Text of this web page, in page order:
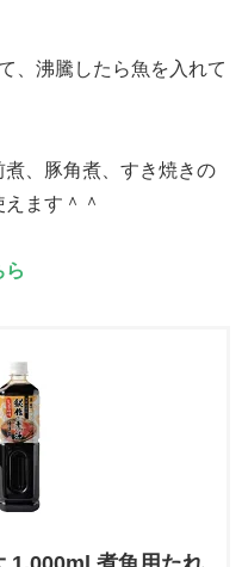
、沸騰したら魚を入れて
、豚角煮、すき焼きの
ます＾＾
ら